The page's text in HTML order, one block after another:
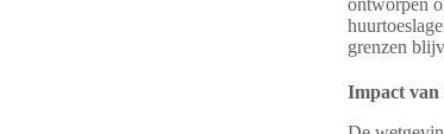
ontworpen
grenzen
Impact van